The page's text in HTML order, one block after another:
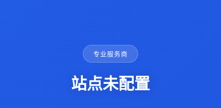
专业服务商
站点未配置